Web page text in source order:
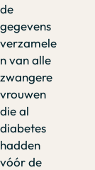
de
gegevens
verzamele
n van alle
zwangere
vrouwen
die al
diabetes
hadden
vóór de